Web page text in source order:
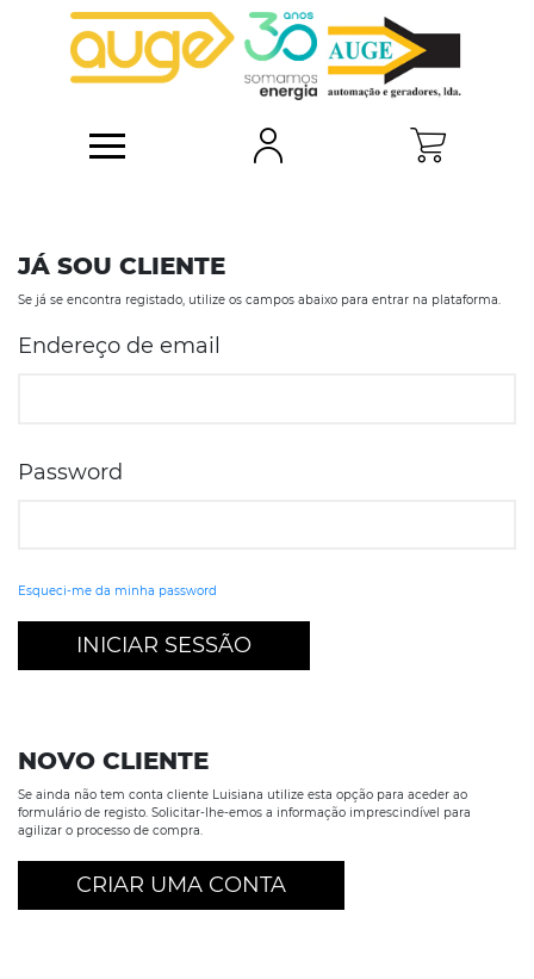
JÁ SOU CLIENTE
Se já se encontra registado, utilize os campos abaixo para entrar na plataforma.
Endereço de email
Password
Esqueci-me da minha password
INICIAR SESSÃO
NOVO CLIENTE
Se ainda não tem conta cliente Luisiana utilize esta opção para aceder ao
formulário de registo. Solicitar-lhe-emos a informação imprescindível para
agilizar o processo de compra.
CRIAR UMA CONTA
O QUE PROCURA?
Pesquise na nossa loja online um artigo da sua preferência